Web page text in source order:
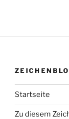
Startseite
Zu diesem